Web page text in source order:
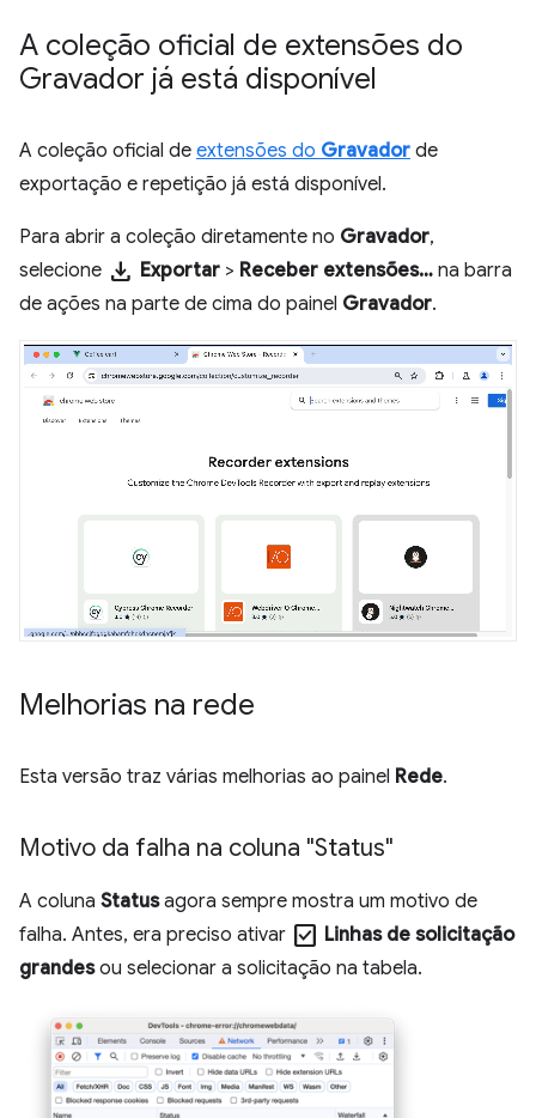
A coleção oficial de extensões do
Gravador já está disponível
A coleção oficial de extensões do Gravador de
exportação e repetição já está disponível.
Para abrir a coleção diretamente no Gravador,
selecione download Exportar > Receber extensões… na barra
de ações na parte de cima do painel Gravador.
Melhorias na rede
Esta versão traz várias melhorias ao painel Rede.
Motivo da falha na coluna "Status"
A coluna Statusagora sempre mostra um motivo de
falha. Antes, era preciso ativar check_box Linhas de solicitação
grandesou selecionar a solicitação na tabela.